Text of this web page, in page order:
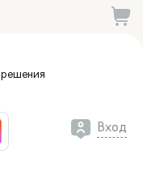
решения
Вход